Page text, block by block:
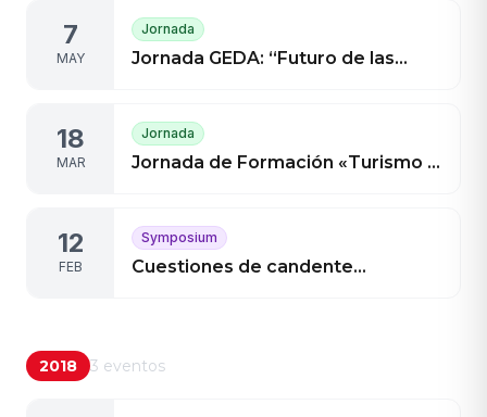
7
MAY
Jornada
Jornada GEDA: “Futuro de las
2019”.
18
MAR
Jornada
Jornada de Formación «Turismo y
12
FEB
Symposium
Cuestiones de candente
2018 3 eventos